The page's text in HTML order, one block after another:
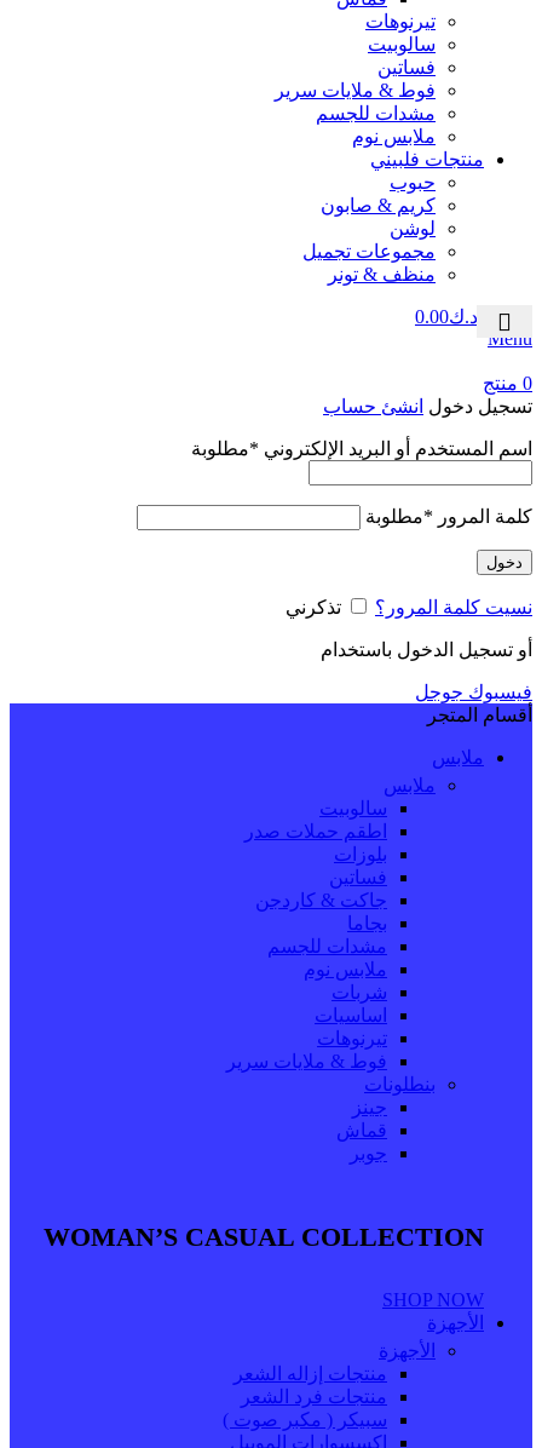
تيرنوهات
سالوبيت
فساتين
فوط & ملايات سرير
مشدات للجسم
ملابس نوم
منتجات فلبيني
حبوب
كريم & صابون
لوشن
مجموعات تجميل
منظف & تونر
منتج د.ك0.00
Menu
0 منتج
تسجيل دخول انشئ حساب
اسم المستخدم أو البريد الإلكتروني *مطلوبة
كلمة المرور *مطلوبة
دخول
نسيت كلمة المرور؟ تذكرني
أو تسجيل الدخول باستخدام
فيسبوك جوجل
أقسام المتجر
ملابس
ملابس
سالوبيت
اطقم حملات صدر
بلوزات
فساتين
جاكت & كاردجن
بجاما
مشدات للجسم
ملابس نوم
شربات
اساسيات
تيرنوهات
فوط & ملايات سرير
بنطلونات
جينز
قماش
جوبر
WOMAN’S CASUAL COLLECTION
SHOP NOW
الأجهزة
الأجهزة
منتجات إزاله الشعر
منتجات فرد الشعر
سبيكر ( مكبر صوت )
اكسسوارات الموبيل